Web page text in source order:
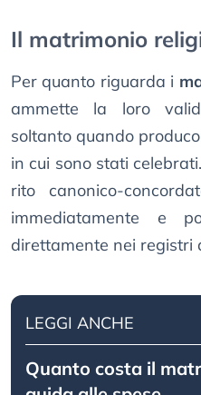
Il matrimonio
Per quanto riguarda i
ammette la loro
soltanto quando
in cui sono stati
rito canonico-
immediatamente e
direttamente nei registri
LEGGI ANCHE
Quanto costa il